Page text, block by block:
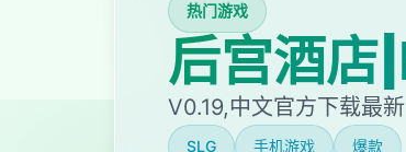
热门游戏
后宫酒
V0.19,中文官方下载最新
SLG 手机游戏 爆款